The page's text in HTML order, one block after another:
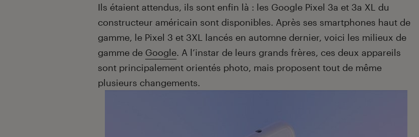
Ils étaient attendus, ils sont enfin là : les Google Pixel 3a et 3a XL du
constructeur américain sont disponibles. Après ses smartphones haut de
gamme, le Pixel 3 et 3XL lancés en automne dernier, voici les milieux de
gamme de Google. A l’instar de leurs grands frères, ces deux appareils
sont principalement orientés photo, mais proposent tout de même
plusieurs changements.